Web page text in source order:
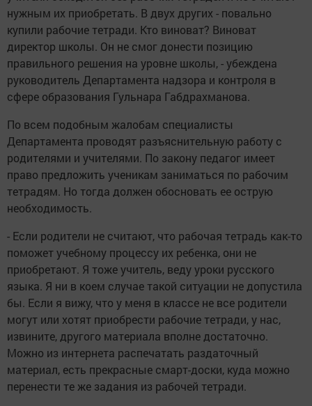
нужным их приобретать. В двух других - повально
купили рабочие тетради. Кто виноват? Виноват
директор школы. Он не смог донести позицию
правильного решения на уровне школы, - убеждена
руководитель Департамента надзора и контроля в
сфере образования Гульнара Габдрахманова.
По всем подобным жалобам специалисты
Департамента проводят разъяснительную работу с
родителями и учителями. По закону педагог имеет
право предложить ученикам заниматься по рабочим
тетрадям. Но тогда должен обосновать ее острую
необходимость.
- Если родители не считают, что рабочая тетрадь как-то
поможет учебному процессу их ребенка, они не
приобретают. Я тоже учитель, веду уроки русского
языка. Я ни в коем случае такой ситуации не допустила
бы. Если я вижу, что у меня в классе не все родители
могут или хотят приобрести рабочие тетради, у нас,
извините, другого материала вполне достаточно.
Можно из интернета распечатать раздаточный
материал, есть прекрасные смарт-доски, куда можно
перенести те же задания из рабочей тетради.